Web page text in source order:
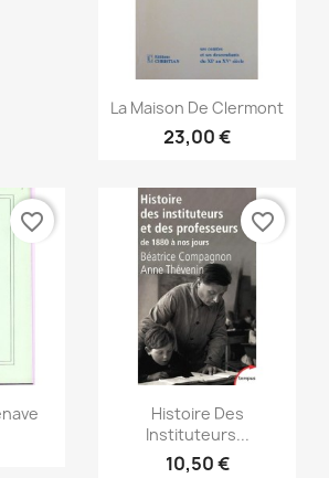
Aperçu rapide
La Maison De Clermont
23,00 €
favorite_border
Aperçu rapide
Histoire Des
Instituteurs...
10,50 €
favorite_border